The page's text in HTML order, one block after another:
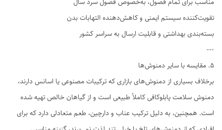
تقویت‌کننده سیستم ایمنی و کاهش‌دهنده التهابات بدن
بسته‌بندی بهداشتی و قابلیت ارسال به سراسر کشور
---
۵. مقایسه با سایر دمنوش‌ها
برخلاف بسیاری از دمنوش‌های بازاری که ترکیبات مصنوعی یا اسانس دارند،
دمنوش سلامت پابلوکافی کاملاً طبیعی است و از گیاهان خالص تهیه شده
است. همچنین، به دلیل ترکیب عناب و دارچین، طعم متعادلی دارد که برای